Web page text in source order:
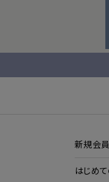
新規会
はじめ